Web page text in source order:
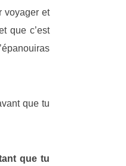
voyager et
que c’est
que tu
que tu